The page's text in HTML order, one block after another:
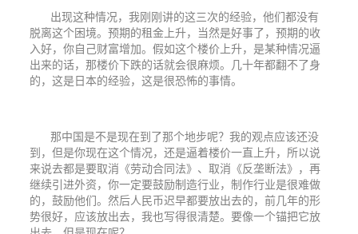
出现这种情况，我刚刚讲的这三次的经验，他们都没有
脱离这个困境。预期的租金上升，当然是好事了，预期的收
入好，你自己财富增加。假如这个楼价上升，是某种情况逼
出来的话，那楼价下跌的话就会很麻烦。几十年都翻不了身
的，这是日本的经验，这是很恐怖的事情。
那中国是不是现在到了那个地步呢？我的观点应该还没
到，但是你现在这个情况，还是逼着楼价一直上升，所以说
来说去都是要取消《劳动合同法》、取消《反垄断法》，再
继续引进外资，你一定要鼓励制造行业，制作行业是很难做
的，鼓励他们。然后人民币迟早都要放出去的，前几年的形
势很好，应该放出去，我也写得很清楚。要像一个锚把它放